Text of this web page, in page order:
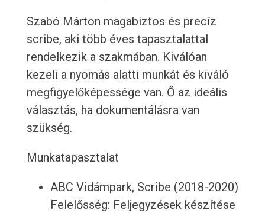
Szabó Márton magabiztos és precíz
scribe, aki több éves tapasztalattal
rendelkezik a szakmában. Kiválóan
kezeli a nyomás alatti munkát és kiváló
megfigyelőképessége van. Ő az ideális
választás, ha dokumentálásra van
szükség.
Munkatapasztalat
ABC Vidámpark, Scribe (2018-2020)
Felelősség: Feljegyzések készítése